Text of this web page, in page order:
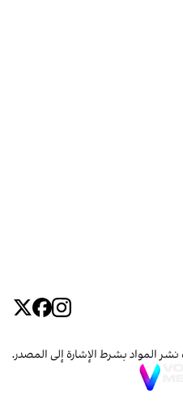
المواد بشرط الإشارة إلى المصدر.